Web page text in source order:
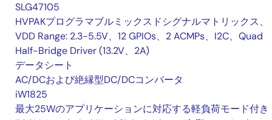
SLG47105
HVPAKプログラマブルミックスドシグナルマトリックス、
VDD Range: 2.3-5.5V、12 GPIOs、2 ACMPs、I2C、Quad
Half-Bridge Driver (13.2V、2A)
データシート
AC/DCおよび絶縁型DC/DCコンバータ
iW1825
最大25Wのアプリケーションに対応する軽負荷モード付き